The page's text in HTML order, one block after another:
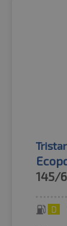
Tristar
145/
D